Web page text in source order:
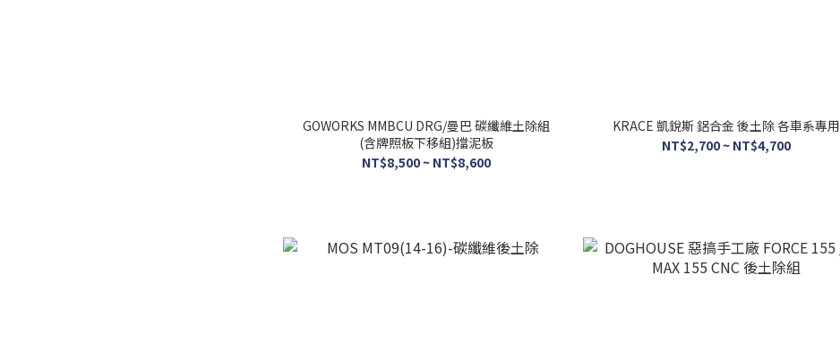
GOWORKS MMBCU DRG/曼巴 碳纖維土除組
(含牌照板下移組)擋泥板
NT$8,500 ~ NT$8,600
KRACE 凱銳斯 鋁合金 後土除 各車系專用
NT$2,700 ~ NT$4,700